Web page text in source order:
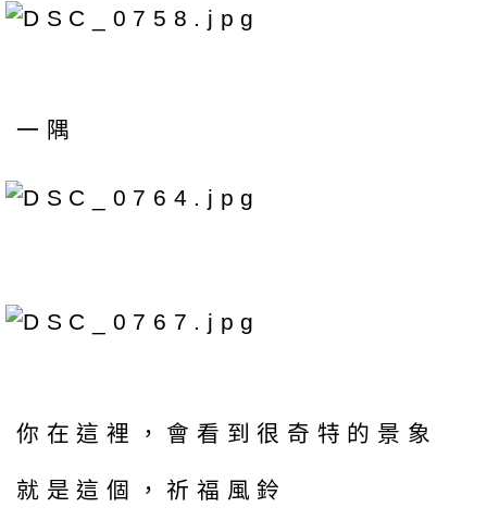
一隅
你在這裡，會看到很奇特的景象
就是這個，祈福風鈴